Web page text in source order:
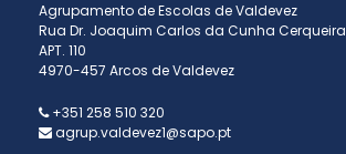
Agrupamento de Escolas de Valdevez
Rua Dr. Joaquim Carlos da Cunha Cerqueira
APT. 110
4970-457 Arcos de Valdevez
+351 258 510 320
agrup.valdevez1@sapo.pt